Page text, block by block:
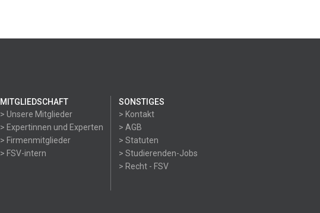
MITGLIEDSCHAFT
> Unsere Mitglieder
> Expertinnen und Experten
> Firmenmitglieder
> FSV-intern
SONSTIGES
> Kontakt
> AGB
> Statuten
> Studierenden-Jobs
> Recht - FSV